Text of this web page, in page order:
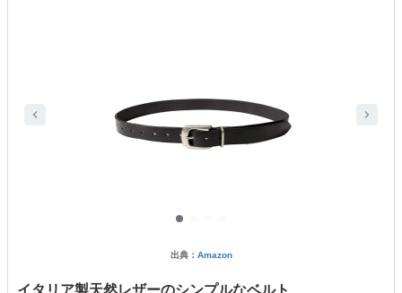
出典： Amazon